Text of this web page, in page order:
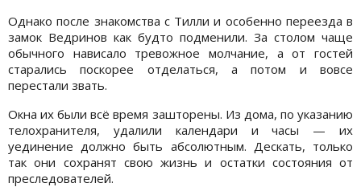
Однако после знакомства с Тилли и особенно переезда в
замок Ведринов как будто подменили. За столом чаще
обычного нависало тревожное молчание, а от гостей
старались поскорее отделаться, а потом и вовсе
перестали звать.
Окна их были всё время зашторены. Из дома, по указанию
телохранителя, удалили календари и часы — их
уединение должно быть абсолютным. Дескать, только
так они сохранят свою жизнь и остатки состояния от
преследователей.